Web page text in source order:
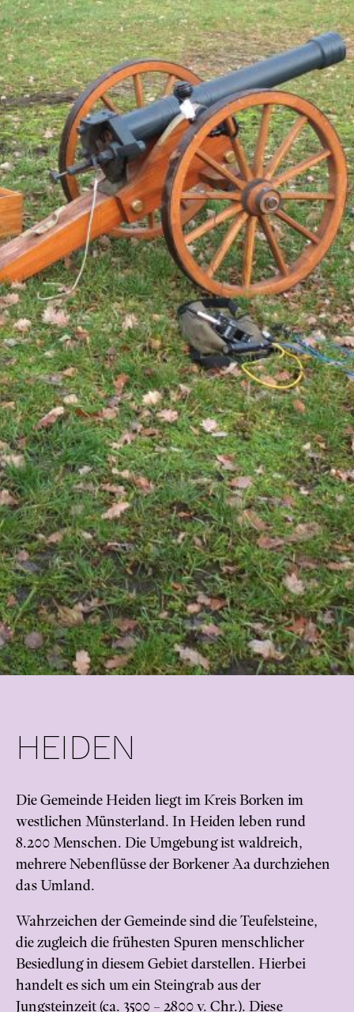
HEIDEN
Die Gemeinde Heiden liegt im Kreis Borken im
westlichen Münsterland. In Heiden leben rund
8.200 Menschen. Die Umgebung ist waldreich,
mehrere Nebenflüsse der Borkener Aa durchziehen
das Umland.
Wahrzeichen der Gemeinde sind die Teufelsteine,
die zugleich die frühesten Spuren menschlicher
Besiedlung in diesem Gebiet darstellen. Hierbei
handelt es sich um ein Steingrab aus der
Jungsteinzeit (ca. 3500 – 2800 v. Chr.). Diese